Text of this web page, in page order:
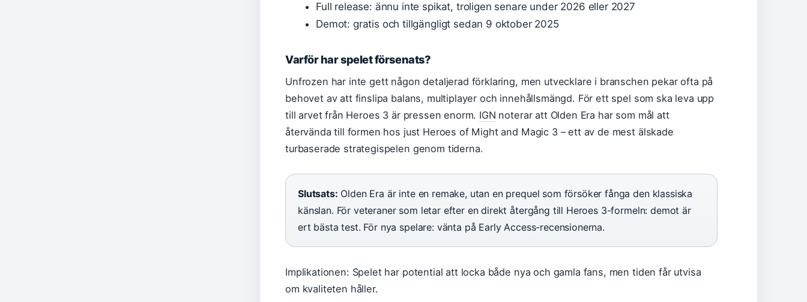
Full release: ännu inte spikat, troligen senare under 2026 eller 2027
Demot: gratis och tillgängligt sedan 9 oktober 2025
Varför har spelet försenats?
Unfrozen har inte gett någon detaljerad förklaring, men utvecklare i branschen pekar ofta på
behovet av att finslipa balans, multiplayer och innehållsmängd. För ett spel som ska leva upp
till arvet från Heroes 3 är pressen enorm. IGN noterar att Olden Era har som mål att
återvända till formen hos just Heroes of Might and Magic 3 – ett av de mest älskade
turbaserade strategispelen genom tiderna.
Slutsats: Olden Era är inte en remake, utan en prequel som försöker fånga den klassiska
känslan. För veteraner som letar efter en direkt återgång till Heroes 3-formeln: demot är
ert bästa test. För nya spelare: vänta på Early Access-recensionerna.
Implikationen: Spelet har potential att locka både nya och gamla fans, men tiden får utvisa
om kvaliteten håller.